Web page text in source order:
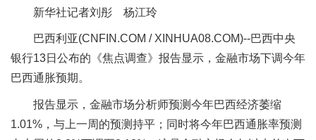
新华社记者刘彤 杨江玲
巴西利亚(CNFIN.COM / XINHUA08.COM)--巴西中央
银行13日公布的《焦点调查》报告显示，金融市场下调今年
巴西通胀预期。
报告显示，金融市场分析师预测今年巴西经济萎缩
1.01%，与上一周的预测持平；同时将今年巴西通胀率预测